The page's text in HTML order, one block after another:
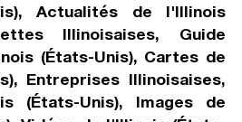
Actualités de l'Illinois
Illinoisaises, Guide
(États-Unis), Cartes de
Entreprises Illinoisaises,
(États-Unis), Images de